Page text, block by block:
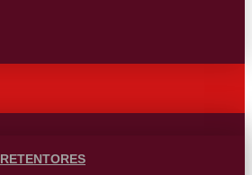
RETENTORES